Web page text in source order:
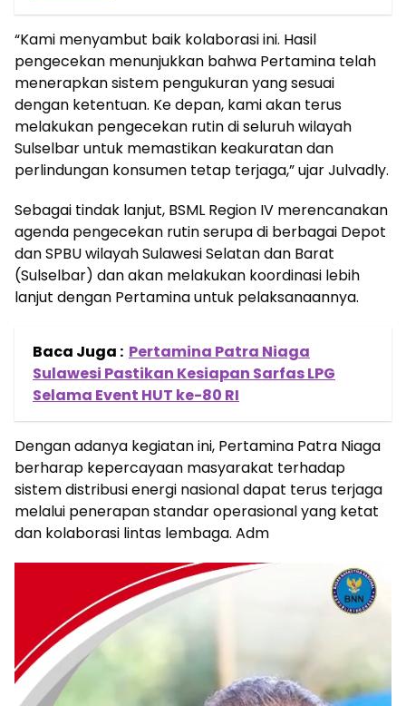
“Kami menyambut baik kolaborasi ini. Hasil
pengecekan menunjukkan bahwa Pertamina telah
menerapkan sistem pengukuran yang sesuai
dengan ketentuan. Ke depan, kami akan terus
melakukan pengecekan rutin di seluruh wilayah
Sulselbar untuk memastikan keakuratan dan
perlindungan konsumen tetap terjaga,” ujar Julvadly.
Sebagai tindak lanjut, BSML Region IV merencanakan
agenda pengecekan rutin serupa di berbagai Depot
dan SPBU wilayah Sulawesi Selatan dan Barat
(Sulselbar) dan akan melakukan koordinasi lebih
lanjut dengan Pertamina untuk pelaksanaannya.
Baca Juga : Pertamina Patra Niaga
Sulawesi Pastikan Kesiapan Sarfas LPG
Selama Event HUT ke-80 RI
Dengan adanya kegiatan ini, Pertamina Patra Niaga
berharap kepercayaan masyarakat terhadap
sistem distribusi energi nasional dapat terus terjaga
melalui penerapan standar operasional yang ketat
dan kolaborasi lintas lembaga. Adm